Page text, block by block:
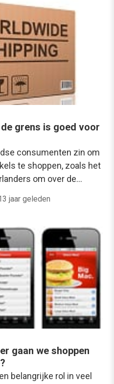
grens is goed voor
consumenten zin om
te shoppen, zoals het
om over de…
jaar geleden
gaan we shoppen
belangrijke rol in veel